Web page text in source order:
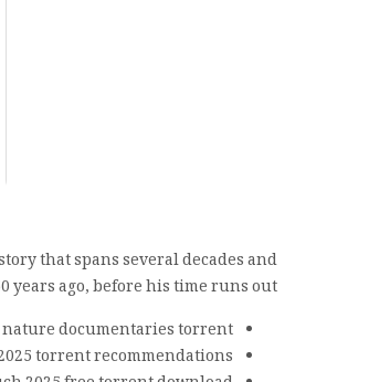
that spans several decades and
ago, before his time runs out.
nature documentaries torrent
torrent recommendations